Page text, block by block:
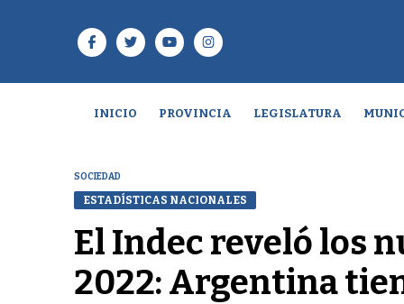
INICIO PROVINCIA LEGISLATURA
SOCIEDAD
ESTADÍSTICAS NACIONALES
El Indec reveló los
2022: Argentina